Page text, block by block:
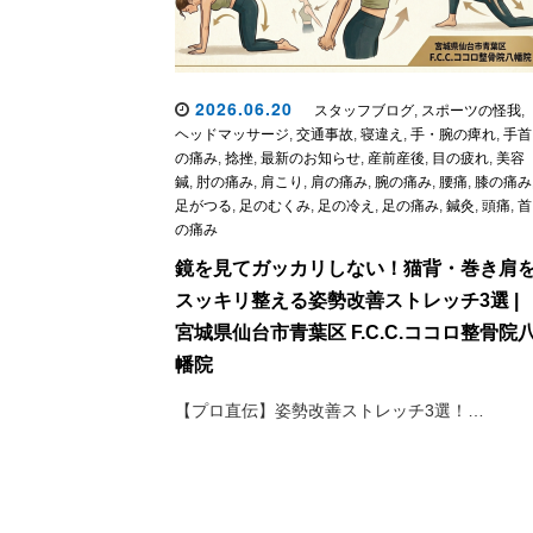
2026.06.20 スタッフブログ, スポーツの怪我,
ヘッドマッサージ, 交通事故, 寝違え , 手・腕の痺れ, 手首
の痛み, 捻挫, 最新のお知らせ, 産前産後, 目の疲れ, 美容
鍼, 肘の痛み, 肩こり , 肩の痛み, 腕の痛み, 腰痛, 膝の痛み
足がつる, 足のむくみ, 足の冷え , 足の痛み, 鍼灸, 頭痛, 首
の痛み
鏡を見てガッカリしない！猫背・巻き肩
スッキリ整える姿勢改善ストレッチ3選 |
宮城県仙台市青葉区 F.C.C.ココロ整骨院八
幡院
【プロ直伝】姿勢改善ストレッチ3選！…